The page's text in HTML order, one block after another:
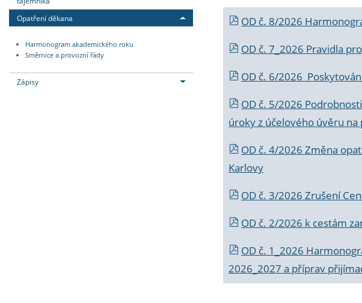
Opatření děkana
Harmonogram akademického roku
Směrnice a provozní řády
Zápisy
OD č. 8/2026
OD č. 7_2026 Pravidla
OD č. 6/2026
OD č. 5/2026
úroky z účelového úvěru
OD č. 4/2026 Změna
Karlovy
OD č. 3/2026 Zrušení
OD č. 2/2026 k cestám
OD č. 1_2026
2026_2027 a příprav